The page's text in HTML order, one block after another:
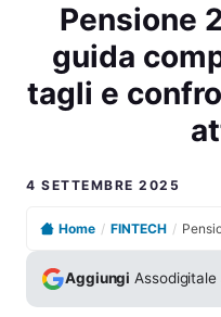
Pensione
guida
tagli e
4 SETTEMBRE 2025
Home / FINTECH /
Aggiungi